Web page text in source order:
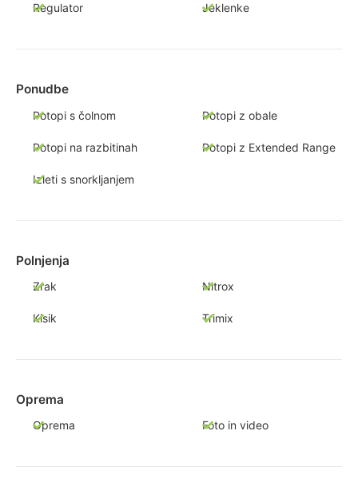
Regulator Jeklenke
Ponudbe
Potopi s čolnom Potopi z obale
Potopi na razbitinah Potopi z Extended Range
Izleti s snorkljanjem
Polnjenja
Zrak Nitrox
Kisik Trimix
Oprema
Oprema Foto in video